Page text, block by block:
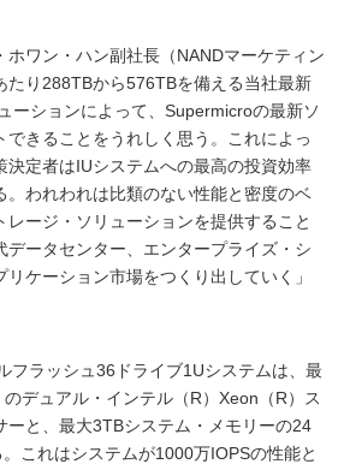
ホワン・ハン副社長（NANDマーケティン
たり288TBから576TBを備える当社最新
ーションによって、Supermicroの最新ソ
できることをうれしく思う。これによっ
決定者はIUシステムへの最高の投資効率
。われわれは比類のない性能と密度のベ
レージ・ソリューションを提供すること
データセンター、エンタープライズ・シ
ケーション市場をつくり出していく」
フラッシュ36ドライブ1Uシステムは、最
デュアル・インテル（R）Xeon（R）ス
ーと、最大3TBシステム・メモリーの24
これはシステムが1000万IOPSの性能と